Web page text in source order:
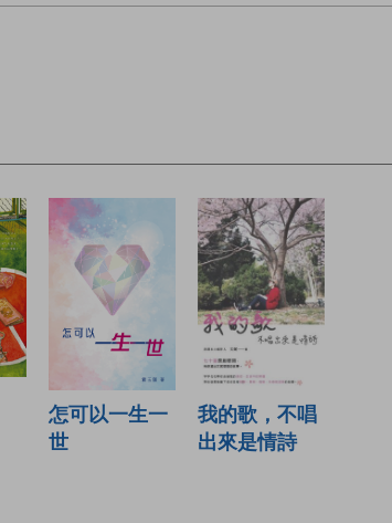
怎可以一生一
世
我的歌，不唱
出來是情詩